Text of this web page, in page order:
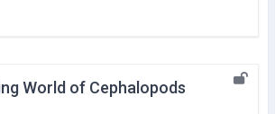
World of Cephalopods